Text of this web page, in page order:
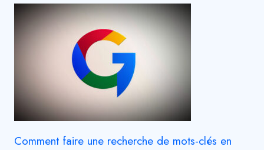
Comment faire une recherche de mots-clés en